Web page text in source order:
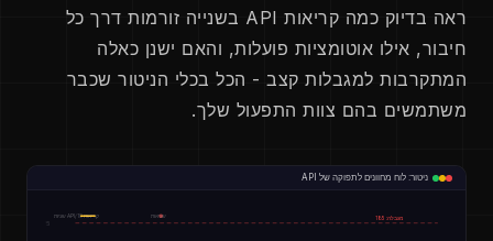
ראה בדיוק כמה קריאות API בשנייה זורמות דרך כל
חיבור, אילו אוטומציות פועלות, והאם ישנן כאלה
המתקרבות למגבלות קצב - הכל בכלי הניטור שכבר
משתמשים בהם צוות התפעול שלך.
ניטור: לוח מחוונים לתפוקה של API
185
מגבלה: 185 קריאות API/10 שניות שגיאות